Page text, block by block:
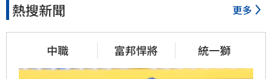
熱搜新聞 更多
中職 富邦悍將 統一獅